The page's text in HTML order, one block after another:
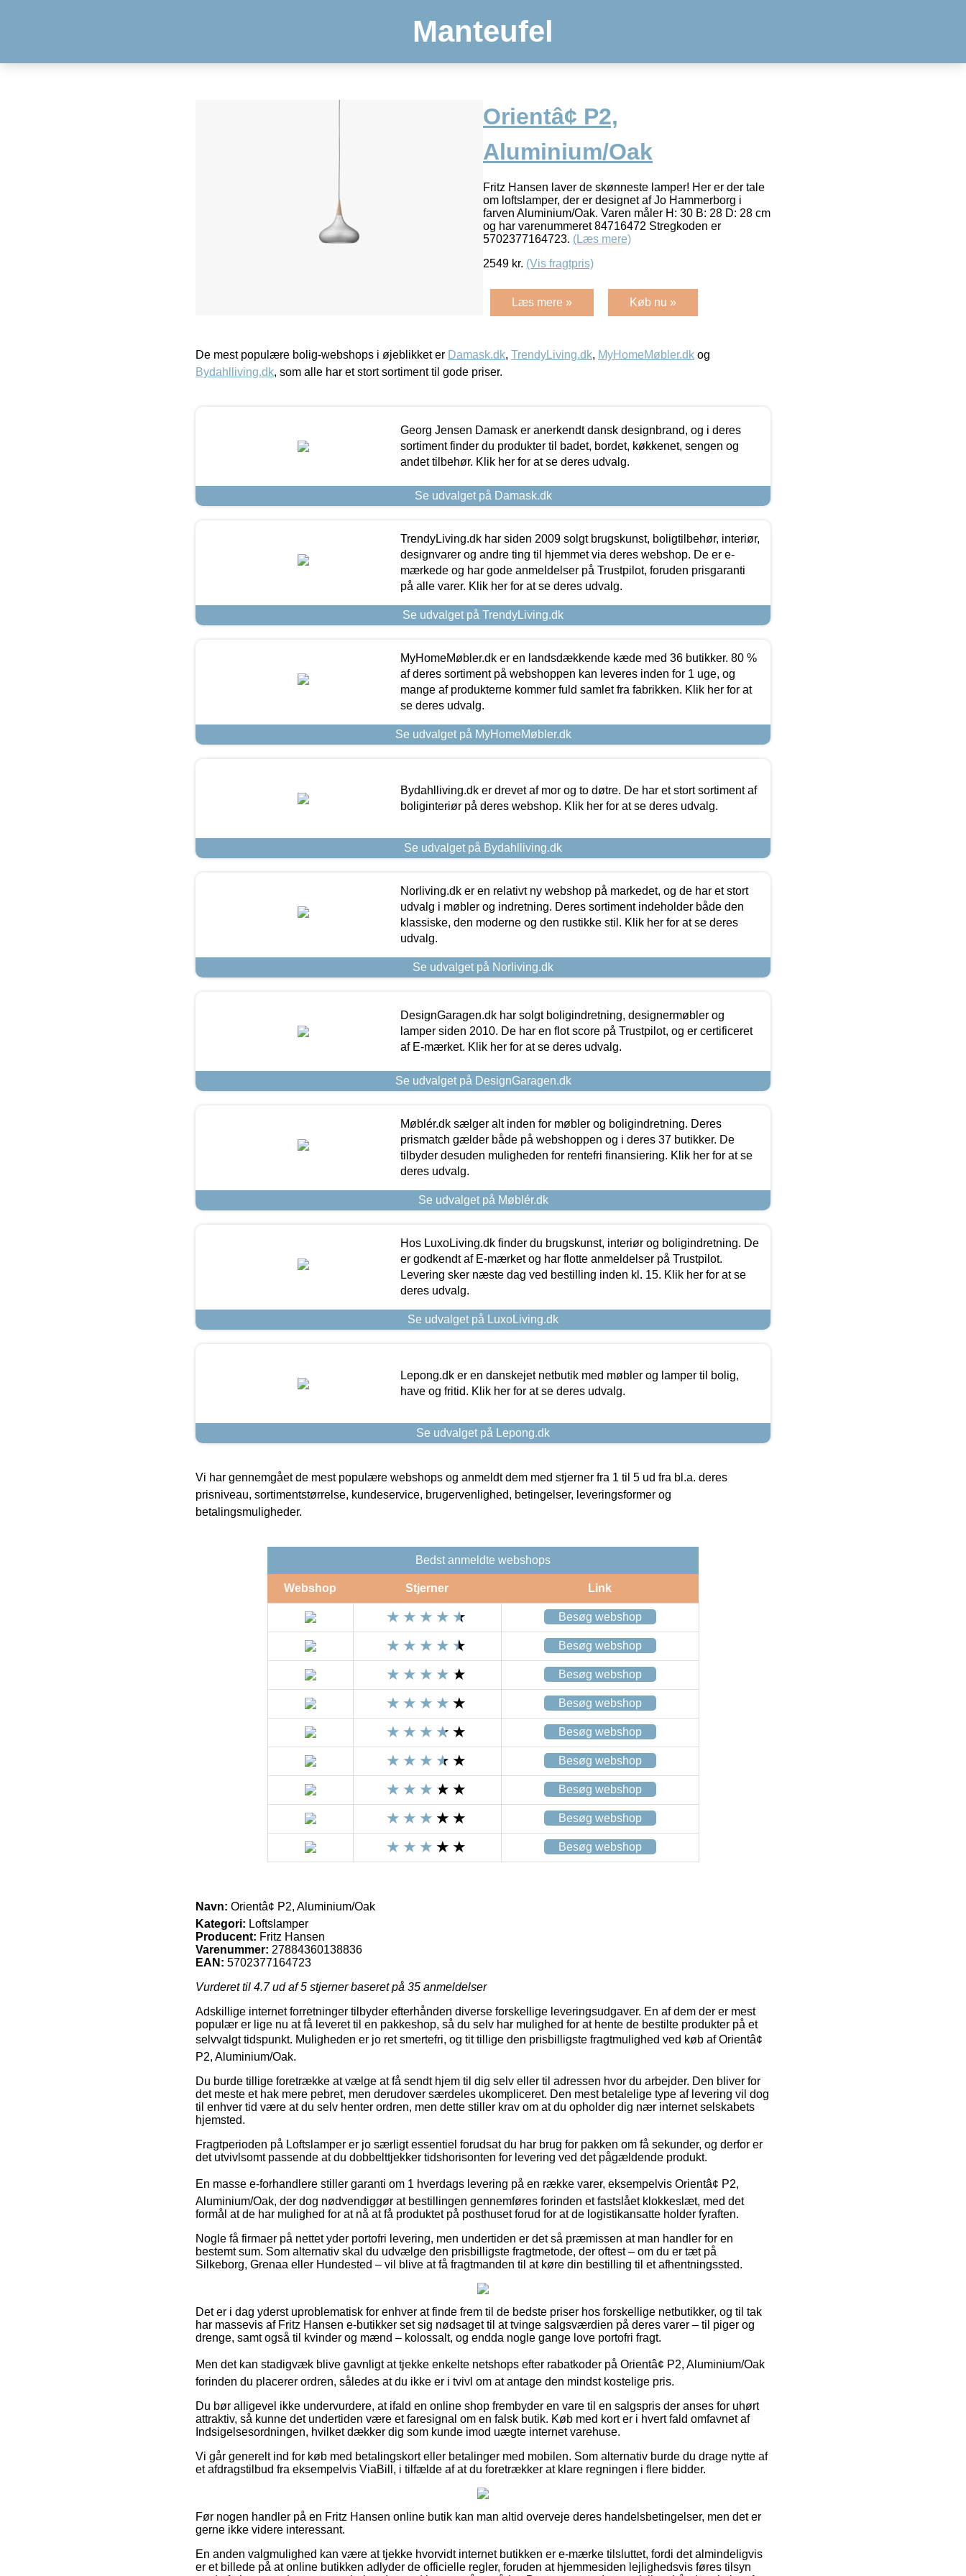
Manteufel
Orientâ¢ P2,
Aluminium/Oak
Fritz Hansen laver de skønneste lamper! Her er der tale
om loftslamper, der er designet af Jo Hammerborg i
farven Aluminium/Oak. Varen måler H: 30 B: 28 D: 28 cm
og har varenummeret 84716472 Stregkoden er
5702377164723. (Læs mere)
2549 kr. (Vis fragtpris)
Læs mere » Køb nu »
De mest populære bolig-webshops i øjeblikket er Damask.dk, TrendyLiving.dk, MyHomeMøbler.dk og
Bydahlliving.dk, som alle har et stort sortiment til gode priser.
Georg Jensen Damask er anerkendt dansk designbrand, og i deres
sortiment finder du produkter til badet, bordet, køkkenet, sengen og
andet tilbehør. Klik her for at se deres udvalg.
Se udvalget på Damask.dk
TrendyLiving.dk har siden 2009 solgt brugskunst, boligtilbehør, interiør,
designvarer og andre ting til hjemmet via deres webshop. De er e-
mærkede og har gode anmeldelser på Trustpilot, foruden prisgaranti
på alle varer. Klik her for at se deres udvalg.
Se udvalget på TrendyLiving.dk
MyHomeMøbler.dk er en landsdækkende kæde med 36 butikker. 80 %
af deres sortiment på webshoppen kan leveres inden for 1 uge, og
mange af produkterne kommer fuld samlet fra fabrikken. Klik her for at
se deres udvalg.
Se udvalget på MyHomeMøbler.dk
Bydahlliving.dk er drevet af mor og to døtre. De har et stort sortiment af
boliginteriør på deres webshop. Klik her for at se deres udvalg.
Se udvalget på Bydahlliving.dk
Norliving.dk er en relativt ny webshop på markedet, og de har et stort
udvalg i møbler og indretning. Deres sortiment indeholder både den
klassiske, den moderne og den rustikke stil. Klik her for at se deres
udvalg.
Se udvalget på Norliving.dk
DesignGaragen.dk har solgt boligindretning, designermøbler og
lamper siden 2010. De har en flot score på Trustpilot, og er certificeret
af E-mærket. Klik her for at se deres udvalg.
Se udvalget på DesignGaragen.dk
Møblér.dk sælger alt inden for møbler og boligindretning. Deres
prismatch gælder både på webshoppen og i deres 37 butikker. De
tilbyder desuden muligheden for rentefri finansiering. Klik her for at se
deres udvalg.
Se udvalget på Møblér.dk
Hos LuxoLiving.dk finder du brugskunst, interiør og boligindretning. De
er godkendt af E-mærket og har flotte anmeldelser på Trustpilot.
Levering sker næste dag ved bestilling inden kl. 15. Klik her for at se
deres udvalg.
Se udvalget på LuxoLiving.dk
Lepong.dk er en danskejet netbutik med møbler og lamper til bolig,
have og fritid. Klik her for at se deres udvalg.
Se udvalget på Lepong.dk
Vi har gennemgået de mest populære webshops og anmeldt dem med stjerner fra 1 til 5 ud fra bl.a. deres
prisniveau, sortimentstørrelse, kundeservice, brugervenlighed, betingelser, leveringsformer og
betalingsmuligheder.
Bedst anmeldte webshops
Webshop Stjerner Link
Besøg webshop
Besøg webshop
Besøg webshop
Besøg webshop
Besøg webshop
Besøg webshop
Besøg webshop
Besøg webshop
Besøg webshop
Navn: Orientâ¢ P2, Aluminium/Oak
Kategori: Loftslamper
Producent: Fritz Hansen
Varenummer: 27884360138836
EAN: 5702377164723
Vurderet til 4.7ud af 5 stjerner baseret på 35 anmeldelser
Adskillige internet forretninger tilbyder efterhånden diverse forskellige leveringsudgaver. En af dem der er mest
populær er lige nu at få leveret til en pakkeshop, så du selv har mulighed for at hente de bestilte produkter på et
selvvalgt tidspunkt. Muligheden er jo ret smertefri, og tit tillige den prisbilligste fragtmulighed ved køb af Orientâ¢
P2, Aluminium/Oak.
Du burde tillige foretrække at vælge at få sendt hjem til dig selv eller til adressen hvor du arbejder. Den bliver for
det meste et hak mere pebret, men derudover særdeles ukompliceret. Den mest betalelige type af levering vil dog
til enhver tid være at du selv henter ordren, men dette stiller krav om at du opholder dig nær internet selskabets
hjemsted.
Fragtperioden på Loftslamper er jo særligt essentiel forudsat du har brug for pakken om få sekunder, og derfor er
det utvivlsomt passende at du dobbelttjekker tidshorisonten for levering ved det pågældende produkt.
En masse e-forhandlere stiller garanti om 1 hverdags levering på en række varer, eksempelvis Orientâ¢ P2,
Aluminium/Oak, der dog nødvendiggør at bestillingen gennemføres forinden et fastslået klokkeslæt, med det
formål at de har mulighed for at nå at få produktet på posthuset forud for at de logistikansatte holder fyraften.
Nogle få firmaer på nettet yder portofri levering, men undertiden er det så præmissen at man handler for en
bestemt sum. Som alternativ skal du udvælge den prisbilligste fragtmetode, der oftest – om du er tæt på
Silkeborg, Grenaa eller Hundested – vil blive at få fragtmanden til at køre din bestilling til et afhentningssted.
Det er i dag yderst uproblematisk for enhver at finde frem til de bedste priser hos forskellige netbutikker, og til tak
har massevis af Fritz Hansen e-butikker set sig nødsaget til at tvinge salgsværdien på deres varer – til piger og
drenge, samt også til kvinder og mænd – kolossalt, og endda nogle gange love portofri fragt.
Men det kan stadigvæk blive gavnligt at tjekke enkelte netshops efter rabatkoder på Orientâ¢ P2, Aluminium/Oak
forinden du placerer ordren, således at du ikke er i tvivl om at antage den mindst kostelige pris.
Du bør alligevel ikke undervurdere, at ifald en online shop frembyder en vare til en salgspris der anses for uhørt
attraktiv, så kunne det undertiden være et faresignal om en falsk butik. Køb med kort er i hvert fald omfavnet af
Indsigelsesordningen, hvilket dækker dig som kunde imod uægte internet varehuse.
Vi går generelt ind for køb med betalingskort eller betalinger med mobilen. Som alternativ burde du drage nytte af
et afdragstilbud fra eksempelvis ViaBill, i tilfælde af at du foretrækker at klare regningen i flere bidder.
Før nogen handler på en Fritz Hansen online butik kan man altid overveje deres handelsbetingelser, men det er
gerne ikke videre interessant.
En anden valgmulighed kan være at tjekke hvorvidt internet butikken er e-mærke tilsluttet, fordi det almindeligvis
er et billede på at online butikken adlyder de officielle regler, foruden at hjemmesiden lejlighedsvis føres tilsyn